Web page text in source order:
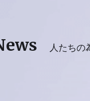
人たちの